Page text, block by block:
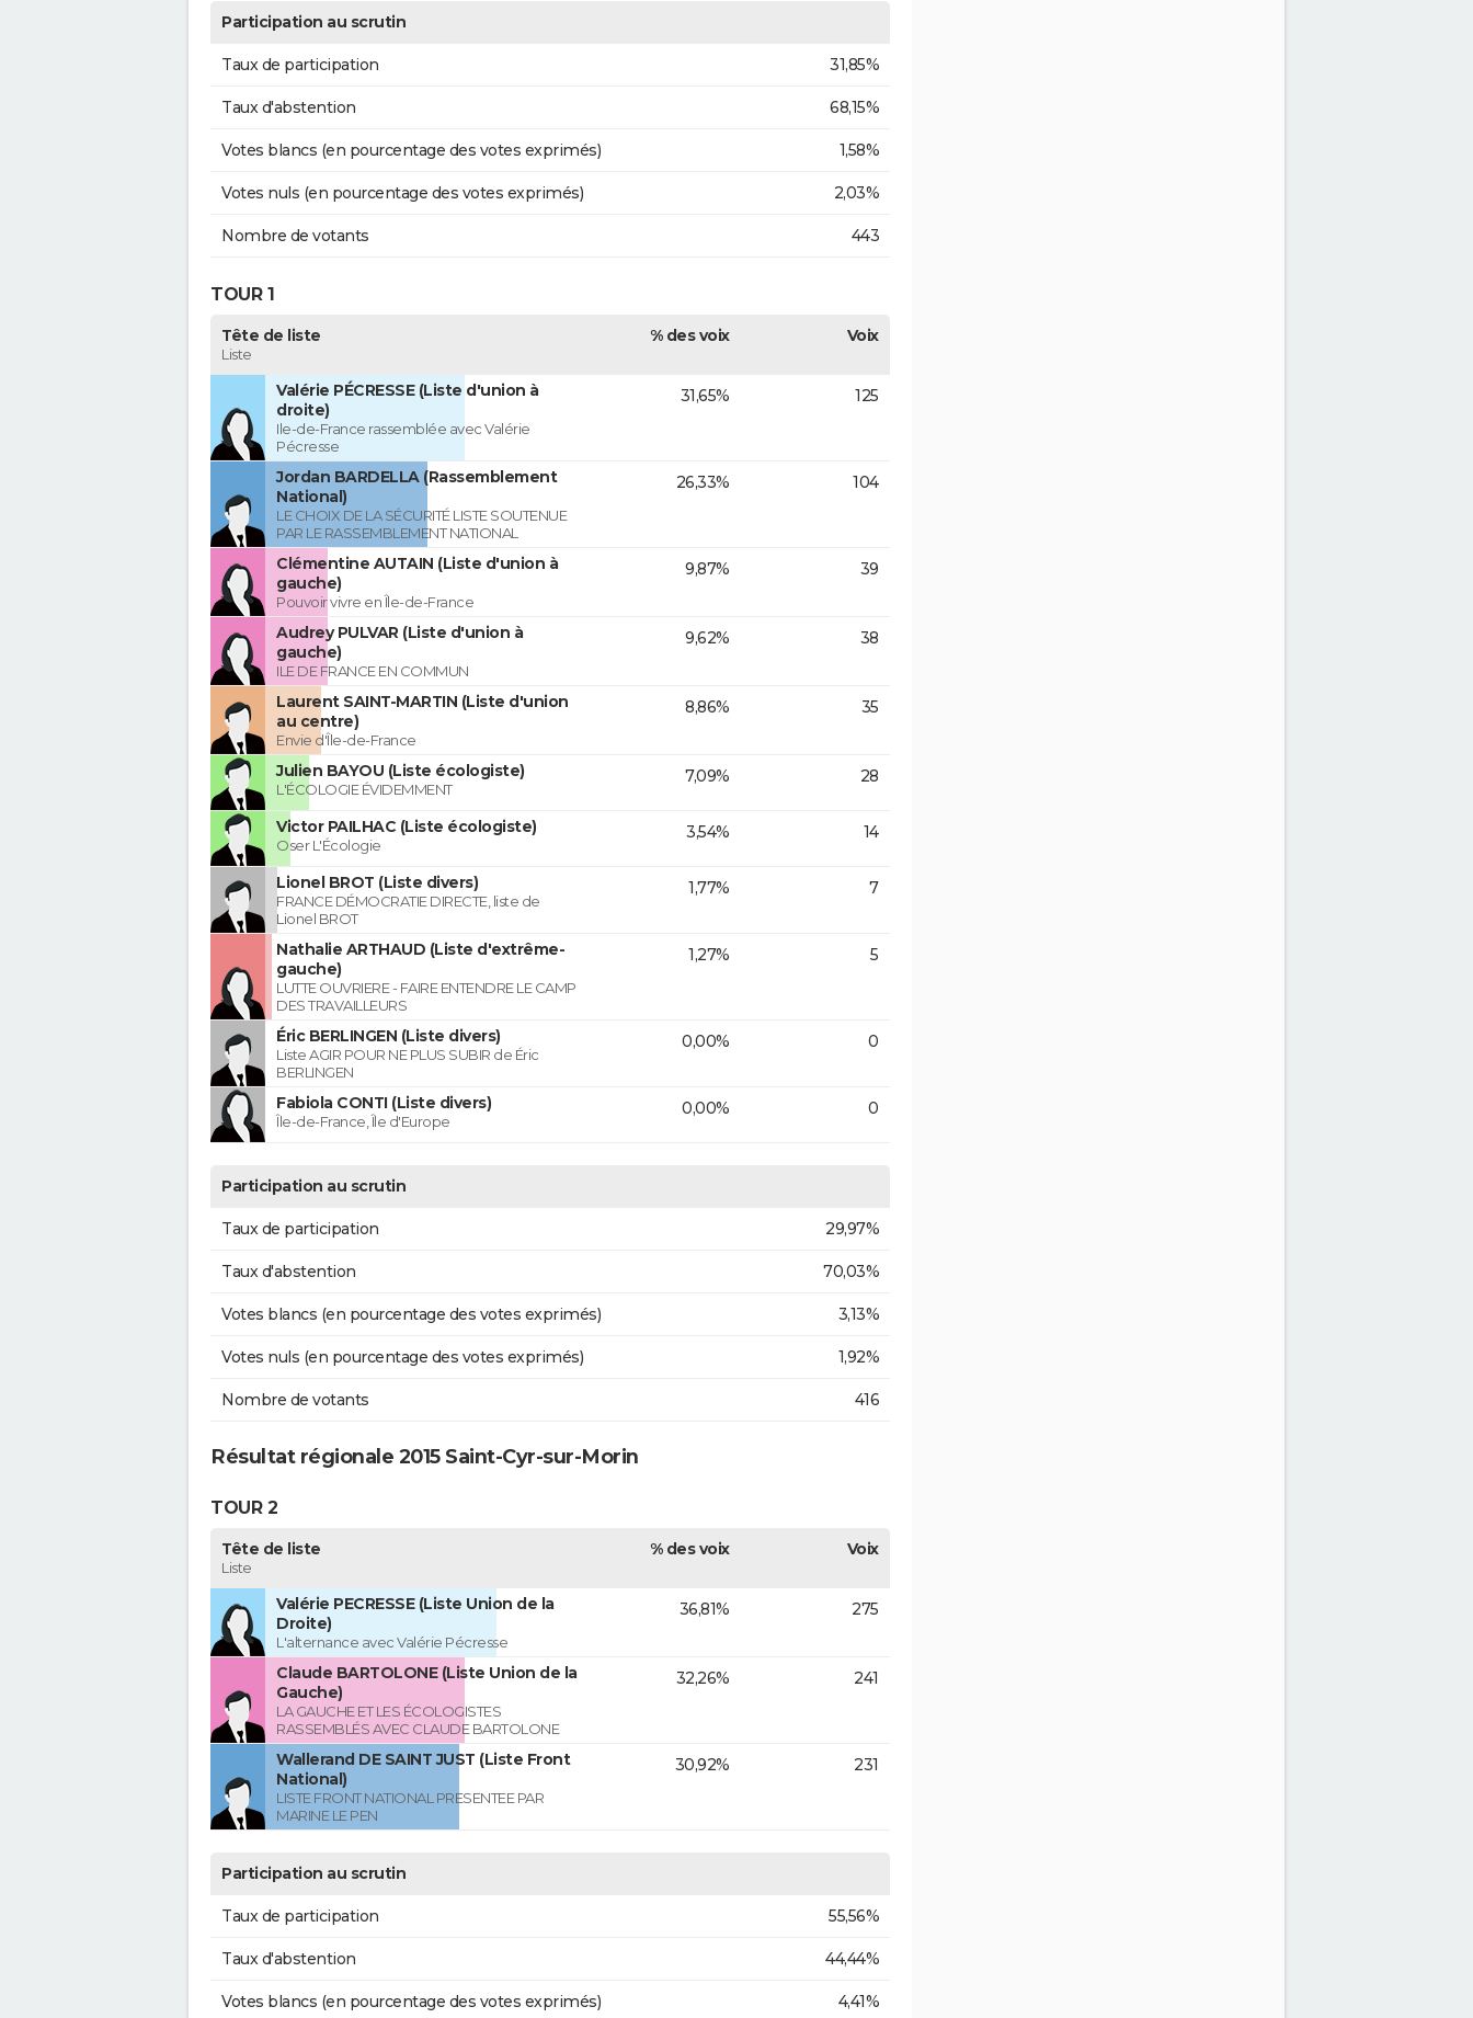
Participation au scrutin
Taux de participation 31,85%
Taux d'abstention 68,15%
Votes blancs (en pourcentage des votes exprimés) 1,58%
Votes nuls (en pourcentage des votes exprimés) 2,03%
Nombre de votants 443
TOUR 1
Tête de liste
Liste
% des voix Voix
Valérie PÉCRESSE (Liste d'union à
droite)
Ile-de-France rassemblée avec Valérie
Pécresse
31,65% 125
Jordan BARDELLA (Rassemblement
National)
LE CHOIX DE LA SÉCURITÉ LISTE SOUTENUE
PAR LE RASSEMBLEMENT NATIONAL
26,33% 104
Clémentine AUTAIN (Liste d'union à
gauche)
Pouvoir vivre en Île-de-France
9,87% 39
Audrey PULVAR (Liste d'union à
gauche)
ILE DE FRANCE EN COMMUN
9,62% 38
Laurent SAINT-MARTIN (Liste d'union
au centre)
Envie d'Île-de-France
8,86% 35
Julien BAYOU (Liste écologiste)
L'ÉCOLOGIE ÉVIDEMMENT
7,09% 28
Victor PAILHAC (Liste écologiste)
Oser L'Écologie
3,54% 14
Lionel BROT (Liste divers)
FRANCE DÉMOCRATIE DIRECTE, liste de
Lionel BROT
1,77% 7
Nathalie ARTHAUD (Liste d'extrême-
gauche)
LUTTE OUVRIERE - FAIRE ENTENDRE LE CAMP
DES TRAVAILLEURS
1,27% 5
Éric BERLINGEN (Liste divers)
Liste AGIR POUR NE PLUS SUBIR de Éric
BERLINGEN
0,00% 0
Fabiola CONTI (Liste divers)
Île-de-France, Île d'Europe
0,00% 0
Participation au scrutin
Taux de participation 29,97%
Taux d'abstention 70,03%
Votes blancs (en pourcentage des votes exprimés) 3,13%
Votes nuls (en pourcentage des votes exprimés) 1,92%
Nombre de votants 416
Résultat régionale 2015 Saint-Cyr-sur-Morin
TOUR 2
Tête de liste
Liste
% des voix Voix
Valérie PECRESSE (Liste Union de la
Droite)
L'alternance avec Valérie Pécresse
36,81% 275
Claude BARTOLONE (Liste Union de la
Gauche)
LA GAUCHE ET LES ÉCOLOGISTES
RASSEMBLÉS AVEC CLAUDE BARTOLONE
32,26% 241
Wallerand DE SAINT JUST (Liste Front
National)
LISTE FRONT NATIONAL PRESENTEE PAR
MARINE LE PEN
30,92% 231
Participation au scrutin
Taux de participation 55,56%
Taux d'abstention 44,44%
Votes blancs (en pourcentage des votes exprimés) 4,41%